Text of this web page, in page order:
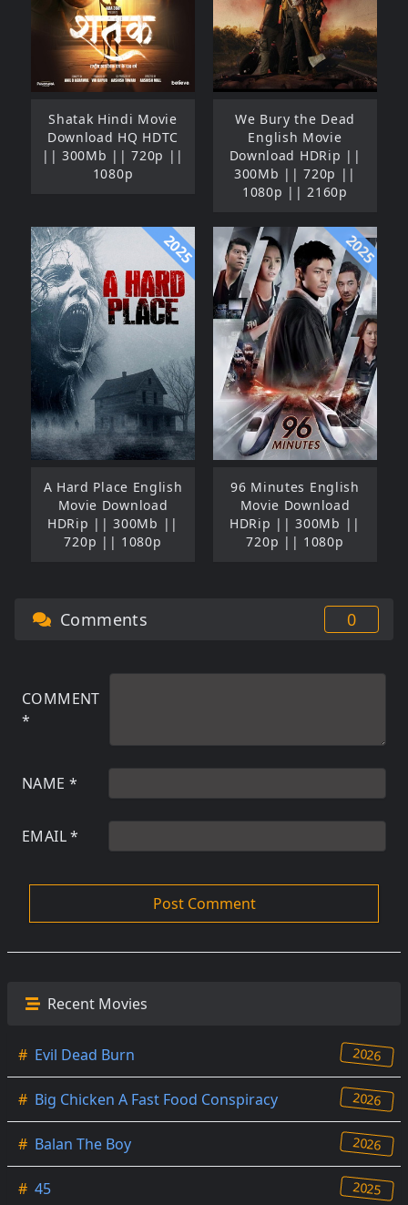
Shatak Hindi Movie
Download HQ HDTC
|| 300Mb || 720p ||
1080p
We Bury the Dead
English Movie
Download HDRip ||
300Mb || 720p ||
1080p || 2160p
2025
A Hard Place English
Movie Download
HDRip || 300Mb ||
720p || 1080p
2025
96 Minutes English
Movie Download
HDRip || 300Mb ||
720p || 1080p
Comments 0
COMMENT
*
NAME *
EMAIL*
Recent Movies
# Evil Dead Burn 2026
# Big Chicken A Fast Food Conspiracy 2026
# Balan The Boy 2026
# 45 2025